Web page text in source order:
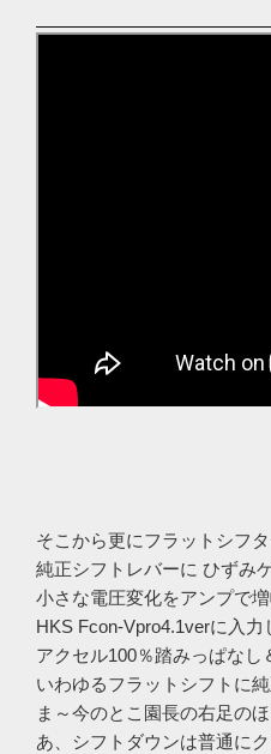
そこから更にフラットシフ
純正シフトレバーに ひずみ
小さな電圧変化をアンプで
HKS Fcon-Vpro4.1verに入
アクセル100％踏みっぱなし
いわゆるフラットシフトに
ま～今のとこ園長の右足の
あ、シフトダウンは普通に